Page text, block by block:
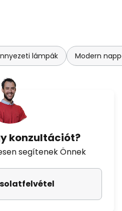
lámpák Modern
konzultációt?
segítenek Önnek